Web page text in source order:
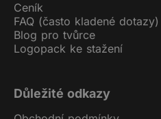
Ceník
FAQ (často kladené dotazy)
Blog pro tvůrce
Logopack ke stažení
Důležité odkazy